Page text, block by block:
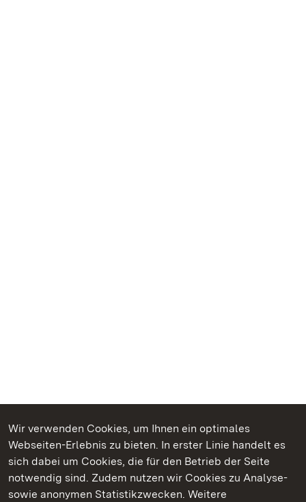
Wir verwenden Cookies, um Ihnen ein optimales
Webseiten-Erlebnis zu bieten. In erster Linie handelt es
sich dabei um Cookies, die für den Betrieb der Seite
notwendig sind. Zudem nutzen wir Cookies zu Analyse-
sowie anonymen Statistikzwecken. Weitere
Kommen. Staunen. Genießen.